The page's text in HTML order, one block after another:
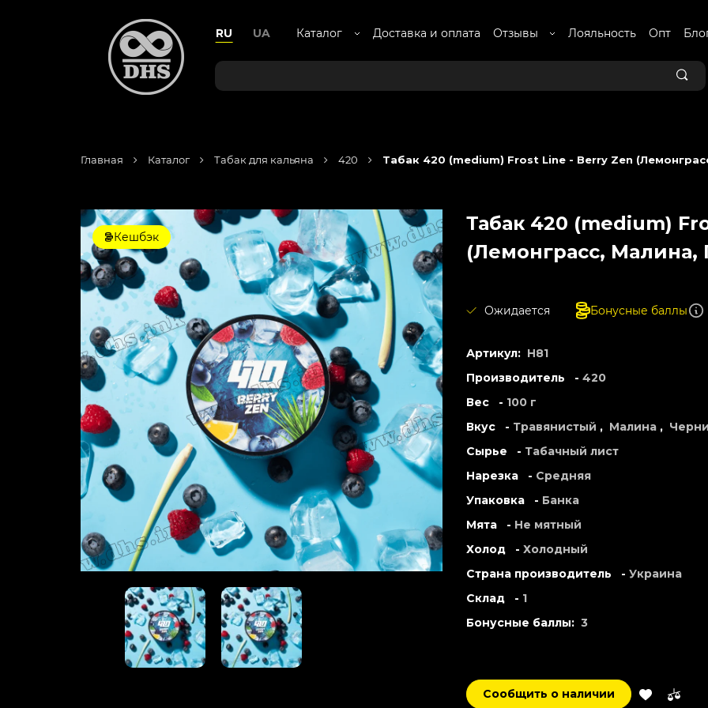
RU UA Каталог Доставка и оплата Отзывы Лояльность Опт
Главная Каталог Табак для кальяна 420 Табак 420 (medium) Frost Line - Berry Zen
Кешбэк
Табак 420 (medium)
(Лемонграсс, Малина,
Ожидается Бонусные баллы
Артикул: H81
Производитель - 420
Вес - 100 г
Вкус - Травянистый , Малина,
Сырье - Табачный лист
Нарезка - Средняя
Упаковка - Банка
Мята - Не мятный
Холод - Холодный
Страна производитель - Украина
Склад - 1
Бонусные баллы: 3
Сообщить о наличии